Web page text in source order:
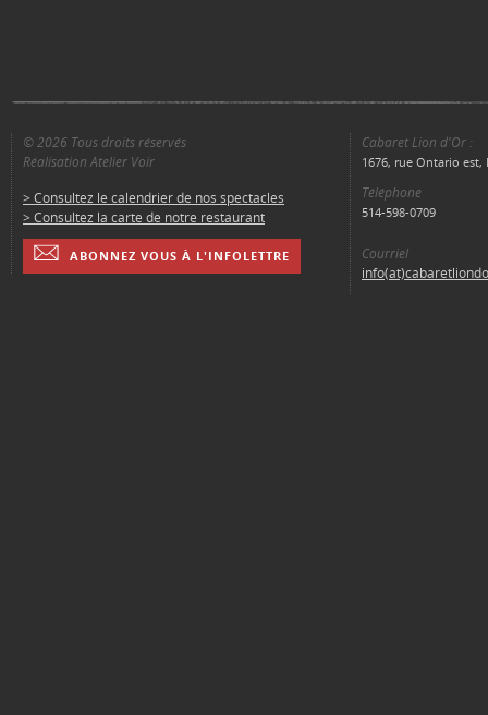
© 2026 Tous droits réservés
Réalisation Atelier Voir
> Consultez le calendrier de nos spectacles
> Consultez la carte de notre restaurant
ABONNEZ VOUS À L'INFOLETTRE
Cabaret Lion d'Or :
1676, rue Ontario est,
Téléphone
514-598-0709
Courriel